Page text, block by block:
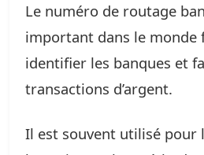
Le numéro de routage
important dans le monde
identifier les banques et
transactions d’argent.
Il est souvent utilisé pour